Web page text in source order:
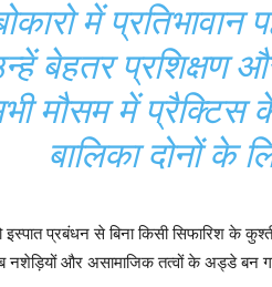
में
बेहतर प्रशिक्षण
मौसम में प्रैक्टिस
बालिका दोनों के
इस्पात प्रबंधन से बिना किसी सिफारिश
और असामाजिक तत्वों के अड्डे बन